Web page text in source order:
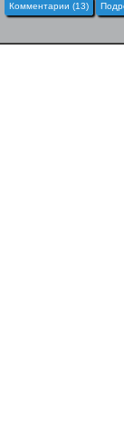
Комментарии (13)